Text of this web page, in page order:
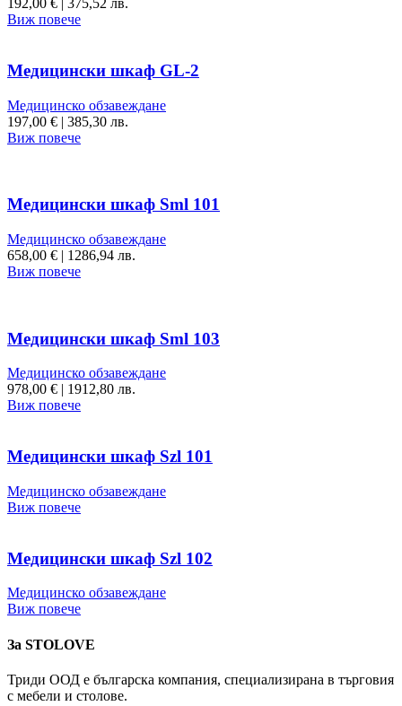
192,00 € | 375,52 лв.
Виж повече
Медицински шкаф GL-2
Медицинско обзавеждане
197,00 € | 385,30 лв.
Виж повече
Медицински шкаф Sml 101
Медицинско обзавеждане
658,00 € | 1286,94 лв.
Виж повече
Медицински шкаф Sml 103
Медицинско обзавеждане
978,00 €
1912,80 лв.
Виж повече
Медицински шкаф Szl 101
Медицинско обзавеждане
Виж повече
Медицински шкаф Szl 102
Медицинско обзавеждане
Виж повече
За STOLOVE
Триди ООД е българска компания, специализирана в търговия
с мебели и столове.